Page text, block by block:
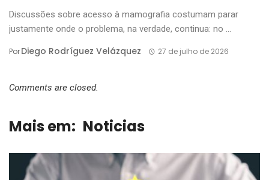
Discussões sobre acesso à mamografia costumam parar
justamente onde o problema, na verdade, continua: no ...
PorDiego Rodríguez Velázquez 27 de julho de 2026
Comments are closed.
Mais em: Noticias